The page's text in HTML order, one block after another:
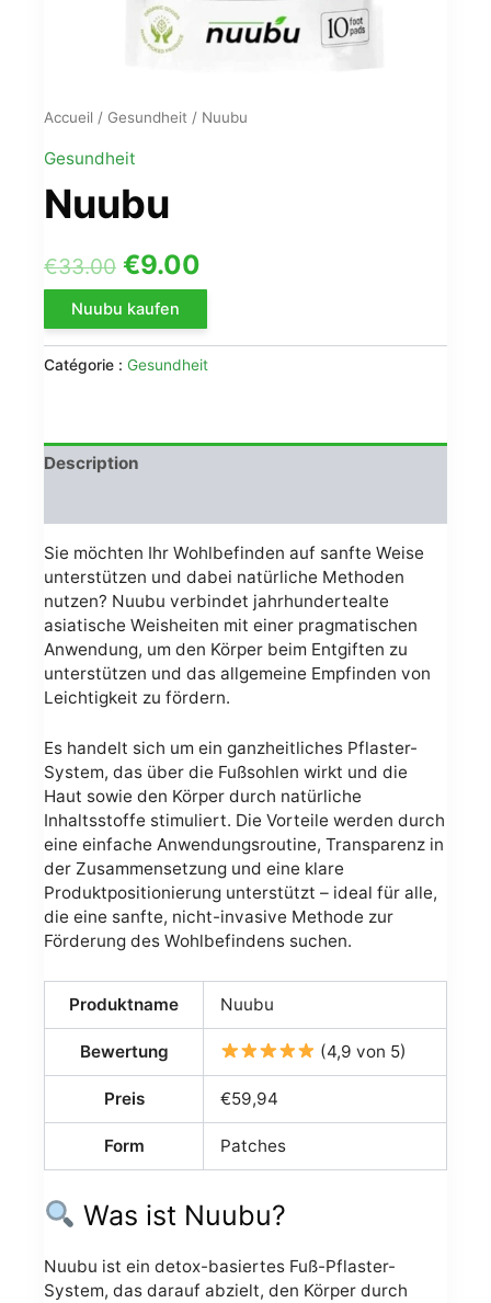
Accueil / Gesundheit / Nuubu
Gesundheit
Nuubu
€33.00 Le
prix
initial
était :
€9.00
actuel
est :
Nuubu kaufen
Catégorie : Gesundheit
Description
Sie möchten Ihr Wohlbefinden auf sanfte Weise
unterstützen und dabei natürliche Methoden
nutzen? Nuubu verbindet jahrhundertealte
asiatische Weisheiten mit einer pragmatischen
Anwendung, um den Körper beim Entgiften zu
unterstützen und das allgemeine Empfinden von
Leichtigkeit zu fördern.
Es handelt sich um ein ganzheitliches Pflaster-
System, das über die Fußsohlen wirkt und die
Haut sowie den Körper durch natürliche
Inhaltsstoffe stimuliert. Die Vorteile werden durch
eine einfache Anwendungsroutine, Transparenz in
der Zusammensetzung und eine klare
Produktpositionierung unterstützt – ideal für alle,
die eine sanfte, nicht-invasive Methode zur
Förderung des Wohlbefindens suchen.
Produktname Nuubu
Bewertung (4,9 von 5)
Preis €59,94
Form Patches
Was ist Nuubu?
Nuubu ist ein detox-basiertes Fuß-Pflaster-
System, das darauf abzielt, den Körper durch